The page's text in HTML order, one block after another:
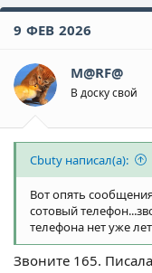
9 ФЕВ 2026
M@RF@
В доску свой
Cbuty написал(а):
Вот опять
сотовый
телефона нет уже
Звоните 165.